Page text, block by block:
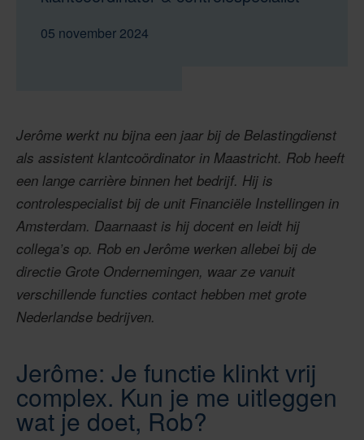
05 november 2024
Jerôme werkt nu bijna een jaar bij de Belastingdienst
als assistent klantcoördinator in Maastricht. Rob heeft
een lange carrière binnen het bedrijf. Hij is
controlespecialist bij de unit Financiële Instellingen in
Amsterdam. Daarnaast is hij docent en leidt hij
collega’s op. Rob en Jerôme werken allebei bij de
directie Grote Ondernemingen, waar ze vanuit
verschillende functies contact hebben met grote
Nederlandse bedrijven.
Jerôme: Je functie klinkt vrij
complex. Kun je me uitleggen
wat je doet, Rob?